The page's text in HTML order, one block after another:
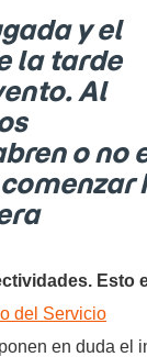
y el
la tarde
Al
o no
Esto
del Servicio
ponen en duda el